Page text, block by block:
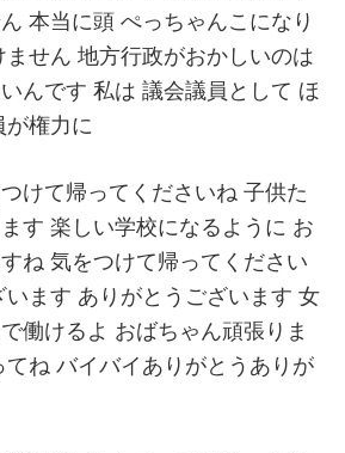
本当に頭 ぺっちゃんこになり
ません 地方行政がおかしいのは
んです 私は 議会議員として ほ
権力に
つけて帰ってくださいね 子供た
す 楽しい学校になるように お
ね 気をつけて帰ってください
ます ありがとうございます 女
働けるよ おばちゃん頑張りま
ね バイバイありがとうありが